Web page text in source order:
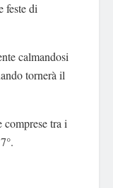
feste di
calmandosi
tornerà il
comprese tra i